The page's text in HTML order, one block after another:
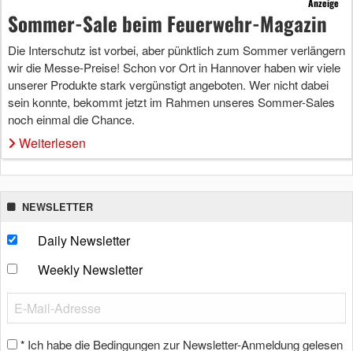
Sommer-Sale beim Feuerwehr-Magazin
Die Interschutz ist vorbei, aber pünktlich zum Sommer verlängern
wir die Messe-Preise! Schon vor Ort in Hannover haben wir viele
unserer Produkte stark vergünstigt angeboten. Wer nicht dabei
sein konnte, bekommt jetzt im Rahmen unseres Sommer-Sales
noch einmal die Chance.
Weiterlesen
NEWSLETTER
Daily Newsletter
Weekly Newsletter
* Ich habe die Bedingungen zur Newsletter-Anmeldung gelesen